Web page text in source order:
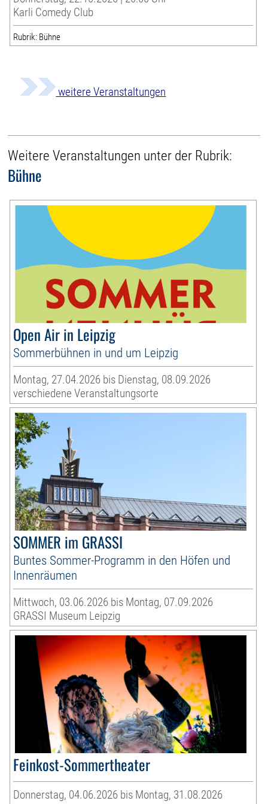
Karli Comedy Club
Rubrik: Bühne
weitere Veranstaltungen
Weitere Veranstaltungen unter der Rubrik:
Bühne
Open Air in Leipzig
Sommerbühnen in und um Leipzig
Montag, 27.04.2026 bis Dienstag, 08.09.2026
verschiedene Veranstaltungsorte
SOMMER im GRASSI
Buntes Sommer-Programm in den Höfen und
Innenräumen
Mittwoch, 03.06.2026 bis Montag, 07.09.2026
GRASSI Museum Leipzig
Feinkost-Sommertheater
Donnerstag, 04.06.2026 bis Montag, 31.08.2026